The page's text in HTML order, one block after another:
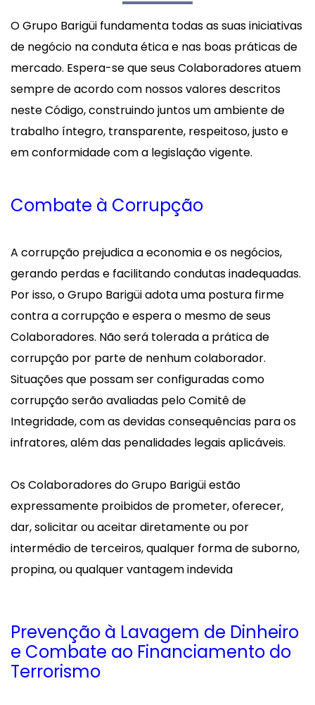
O Grupo Barigüi fundamenta todas as suas iniciativas
de negócio na conduta ética e nas boas práticas de
mercado. Espera-se que seus Colaboradores atuem
sempre de acordo com nossos valores descritos
neste Código, construindo juntos um ambiente de
trabalho íntegro, transparente, respeitoso, justo e
em conformidade com a legislação vigente.
Combate à Corrupção
A corrupção prejudica a economia e os negócios,
gerando perdas e facilitando condutas inadequadas.
Por isso, o Grupo Barigüi adota uma postura firme
contra a corrupção e espera o mesmo de seus
Colaboradores. Não será tolerada a prática de
corrupção por parte de nenhum colaborador.
Situações que possam ser configuradas como
corrupção serão avaliadas pelo Comitê de
Integridade, com as devidas consequências para os
infratores, além das penalidades legais aplicáveis.
Os Colaboradores do Grupo Barigüi estão
expressamente proibidos de prometer, oferecer,
dar, solicitar ou aceitar diretamente ou por
intermédio de terceiros, qualquer forma de suborno,
propina, ou qualquer vantagem indevida
Prevenção à Lavagem de Dinheiro
e Combate ao Financiamento do
Terrorismo